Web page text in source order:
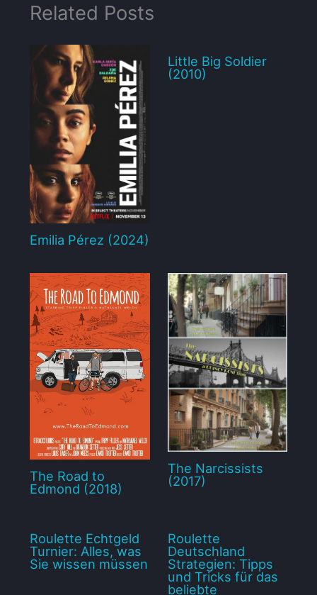
Related Posts
Emilia Pérez (2024)
Little Big Soldier
(2010)
The Road to
Edmond (2018)
The Narcissists
(2017)
Roulette Echtgeld
Turnier: Alles, was
Sie wissen müssen
Roulette
Deutschland
Strategien: Tipps
und Tricks für das
beliebte